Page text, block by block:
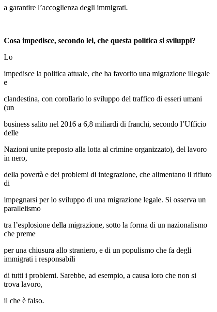
a garantire l’accoglienza degli immigrati.
Cosa impedisce, secondo lei, che questa politica si sviluppi?
Lo
impedisce la politica attuale, che ha favorito una migrazione illegale
e
clandestina, con corollario lo sviluppo del traffico di esseri umani
(un
business salito nel 2016 a 6,8 miliardi di franchi, secondo l’Ufficio
delle
Nazioni unite preposto alla lotta al crimine organizzato), del lavoro
in nero,
della povertà e dei problemi di integrazione, che alimentano il rifiuto
di
impegnarsi per lo sviluppo di una migrazione legale. Si osserva un
parallelismo
tra l’esplosione della migrazione, sotto la forma di un nazionalismo
che preme
per una chiusura allo straniero, e di un populismo che fa degli
immigrati i responsabili
di tutti i problemi. Sarebbe, ad esempio, a causa loro che non si
trova lavoro,
il che è falso.